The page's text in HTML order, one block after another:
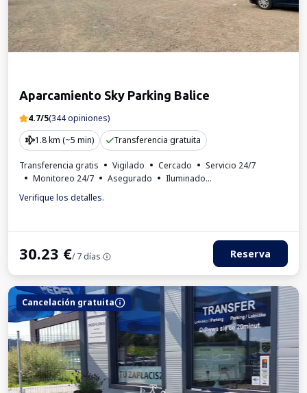
Aparcamiento Sky Parking Balice
4.7/5(344 opiniones)
1.8 km (~5 min)
Transferencia gratuita
Transferencia gratis Vigilado Cercado
Servicio 24/7
Monitoreo 24/7
Asegurado
Iluminado
Lugares para autobuses
Número de matrícula requerido
Verifique los detalles.
30.23 €/ 7 días Reserva
Cancelación gratuita